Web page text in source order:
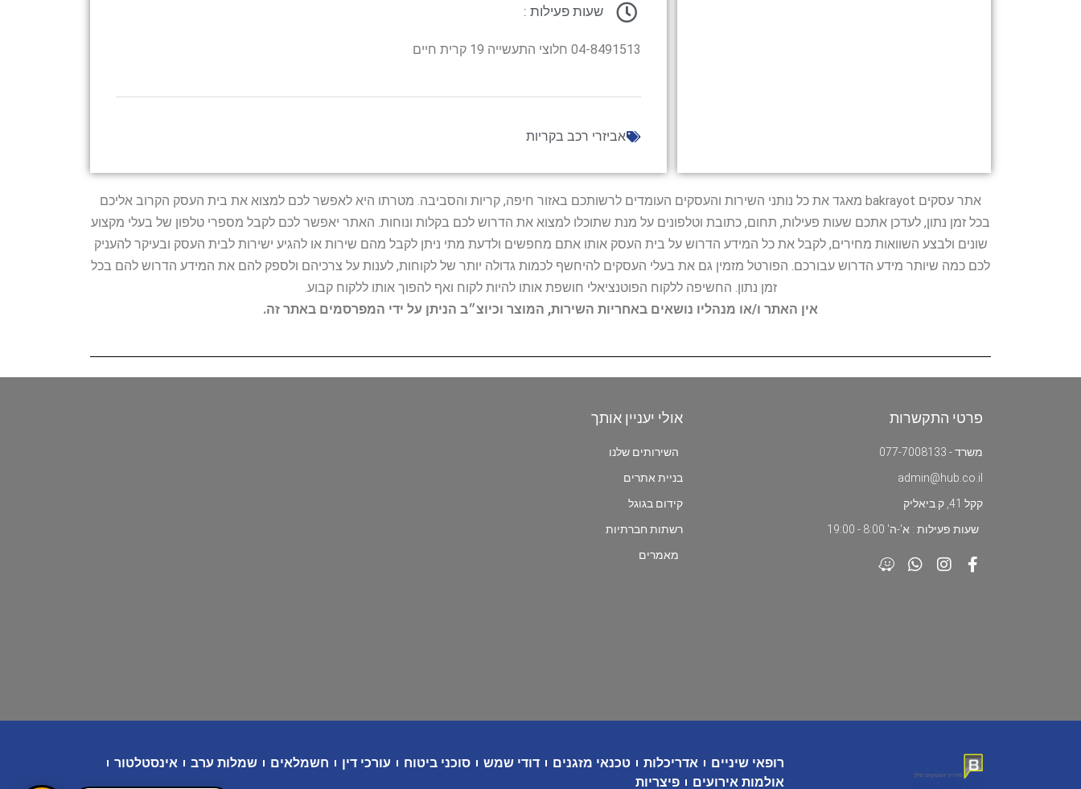
שעות פעילות :
04-8491513 חלוצי התעשייה 19 קרית חיים
אביזרי רכב בקריות
אתר עסקים bakrayot מאגד את כל נותני השירות והעסקים העומדים לרשותכם באזור חיפה, קריות והסביבה. מטרתו היא לאפשר לכם למצוא את בית העסק הקרוב אליכם
בכל זמן נתון, לעדכן אתכם שעות פעילות, תחום, כתובת וטלפונים על מנת שתוכלו למצוא את הדרוש לכם בקלות ונוחות. האתר יאפשר לכם לקבל מספרי טלפון של בעלי מקצוע
שונים ולבצע השוואות מחירים, לקבל את כל המידע הדרוש על בית העסק אותו אתם מחפשים ולדעת מתי ניתן לקבל מהם שירות או להגיע ישירות לבית העסק ובעיקר להעניק
לכם כמה שיותר מידע הדרוש עבורכם. הפורטל מזמין גם את בעלי העסקים להיחשף לכמות גדולה יותר של לקוחות, לענות על צרכיהם ולספק להם את המידע הדרוש להם בכל
זמן נתון. החשיפה ללקוח הפוטנציאלי חושפת אותו להיות לקוח ואף להפוך אותו ללקוח קבוע.
אין האתר ו/או מנהליו נושאים באחריות השירות, המוצר וכיוצ״ב הניתן על ידי המפרסמים באתר זה.
פרטי התקשרות
משרד - 077-7008133
admin@hub.co.il
קקל 41, ק.ביאליק
שעות פעילות : א'-ה' 8:00 - 19:00
אולי יעניין אותך
השירותים שלנו
בניית אתרים
קידום בגוגל
רשתות חברתיות
מאמרים
רופאי שיניים אדריכלות טכנאי מזגנים דודי שמש סוכני ביטוח עורכי דין חשמלאים שמלות ערב
אינסטלטור
אולמות אירועים
פיצריות